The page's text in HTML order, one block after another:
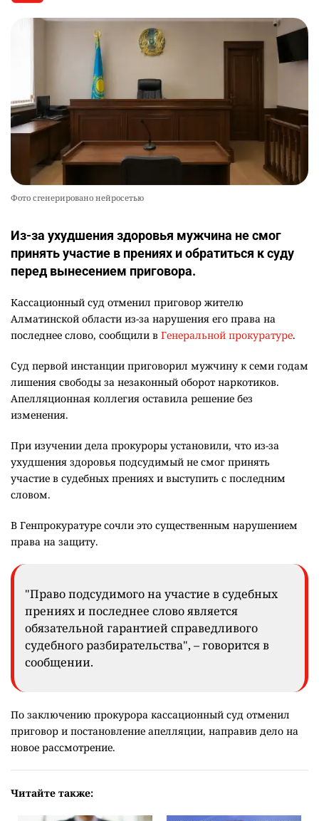
Фото сгенерировано нейросетью
Из-за ухудшения здоровья мужчина не смог
принять участие в прениях и обратиться к суду
перед вынесением приговора.
Кассационный суд отменил приговор жителю
Алматинской области из-за нарушения его права на
последнее слово, сообщили в Генеральной прокуратуре.
Суд первой инстанции приговорил мужчину к семи годам
лишения свободы за незаконный оборот наркотиков.
Апелляционная коллегия оставила решение без
изменения.
При изучении дела прокуроры установили, что из-за
ухудшения здоровья подсудимый не смог принять
участие в судебных прениях и выступить с последним
словом.
В Генпрокуратуре сочли это существенным нарушением
права на защиту.
"Право подсудимого на участие в судебных
прениях и последнее слово является
обязательной гарантией справедливого
судебного разбирательства", – говорится в
сообщении.
По заключению прокурора кассационный суд отменил
приговор и постановление апелляции, направив дело на
новое рассмотрение.
Читайте также: